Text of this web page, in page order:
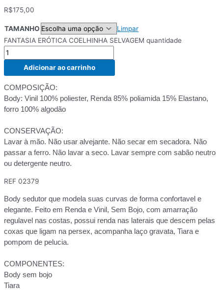
R$175,00
TAMANHO
Limpar
FANTASIA ERÓTICA COELHINHA SELVAGEM quantidade
Adicionar ao carrinho
COMPOSIÇÃO:
Body: Vinil 100% poliester, Renda 85% poliamida 15% Elastano,
forro 100% algodão
CONSERVAÇÃO:
Lavar à mão. Não usar alvejante. Não secar em secadora. Não
passar a ferro. Não lavar a seco. Lavar sempre com sabão neutro
ou detergente neutro.
REF 02379
Body sedutor que modela suas curvas de forma confortavel e
elegante. Feito em Renda e Vinil, Sem Bojo, com amarração
regulavel nas costas, possui renda nas laterais que descem pelas
coxas que ligam na persex, acompanha laço gravata, Tiara e
pompom de pelucia.
COMPONENTES:
Body sem bojo
Tiara